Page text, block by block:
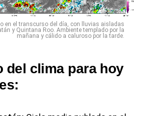
en el transcurso del día, con lluvias aisladas
y Quintana Roo. Ambiente templado por la
mañana y cálido a caluroso por la tarde.
del clima para hoy